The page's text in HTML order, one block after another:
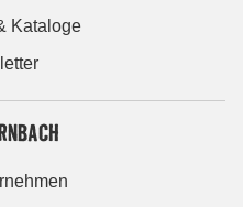
Kataloge